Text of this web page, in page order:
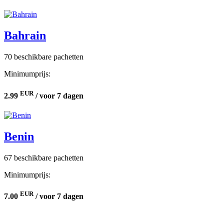
Bahrain
70 beschikbare pachetten
Minimumprijs:
2.99 EUR/ voor 7 dagen
Benin
67 beschikbare pachetten
Minimumprijs:
7.00 EUR/ voor 7 dagen